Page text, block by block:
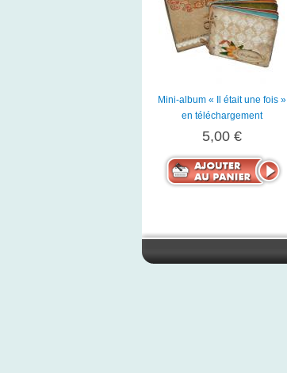
Mini-album « Il était une fois »
en téléchargement
5,00 €